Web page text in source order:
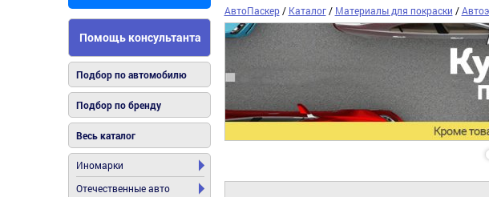
Помощь консультанта
Подбор по автомобилю
Подбор по бренду
Весь каталог
Иномарки
Отечественные авто
АвтоПаскер/ Каталог/ Материалы для покраски /